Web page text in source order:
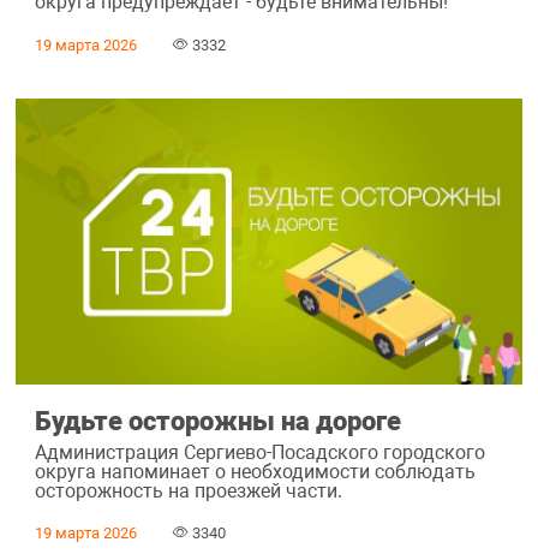
19 марта 2026 3332
Будьте осторожны на дороге
Администрация Сергиево-Посадского городского
округа напоминает о необходимости соблюдать
осторожность на проезжей части.
19 марта 2026 3340